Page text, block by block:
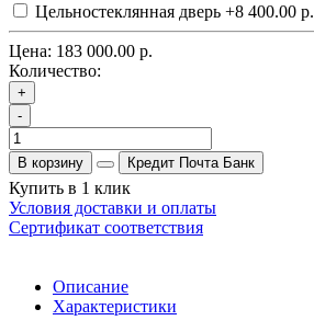
Цельностеклянная дверь +8 400.00 р.
Цена: 183 000.00 р.
Количество:
+
-
В корзину Кредит Почта Банк
Купить в 1 клик
Условия доставки и оплаты
Сертификат соответствия
Описание
Характеристики